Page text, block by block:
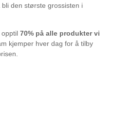
den største grossisten i
70% på alle produkter vi
kjemper hver dag for å tilby